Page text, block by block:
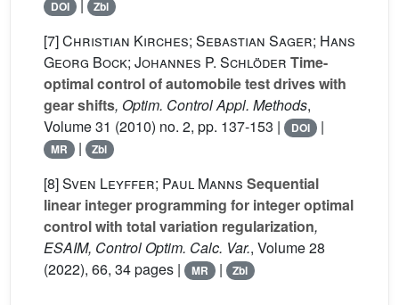
DOI | Zbl
[7]Christian Kirches; Sebastian Sager; Hans
Georg Bock; Johannes P. Schlöder Time-
optimal control of automobile test drives with
gear shifts, Optim. Control Appl. Methods,
Volume 31 (2010) no. 2, pp. 137-153 | DOI |
MR | Zbl
[8]Sven Leyffer; Paul Manns Sequential
linear integer programming for integer optimal
control with total variation regularization,
ESAIM, Control Optim. Calc. Var., Volume 28
(2022), 66, 34 pages |
MR | Zbl